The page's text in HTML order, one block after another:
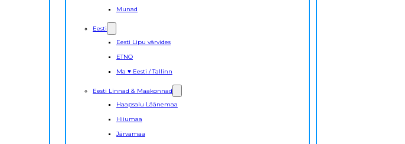
Munad
Eesti
Eesti Lipu värvides
ETNO
Ma ♥ Eesti / Tallinn
Eesti Linnad & Maakonnad
Haapsalu Läänemaa
Hiiumaa
Järvamaa